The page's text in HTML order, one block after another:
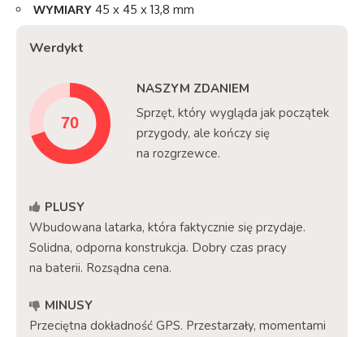
WYMIARY 45 x 45 x 13,8 mm
Werdykt
NASZYM ZDANIEM
Sprzęt, który wygląda jak początek
przygody, ale kończy się
na rozgrzewce.
PLUSY
Wbudowana latarka, która faktycznie się przydaje.
Solidna, odporna konstrukcja. Dobry czas pracy
na baterii. Rozsądna cena.
MINUSY
Przeciętna dokładność GPS. Przestarzały, momentami